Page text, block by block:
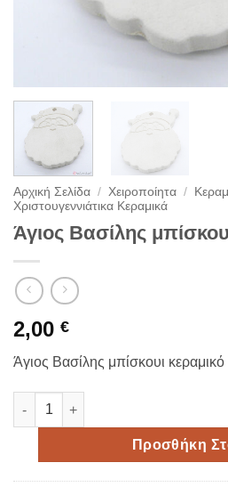
Αρχική Σελίδα / Χειροποίητα /
Χριστουγεννιάτικα Κεραμικά
Άγιος Βασίλης
2,00 €
Άγιος Βασίλης μπίσκουι
Άγιος Βασίλης μπίσκουι κεραμικό
Προσθήκη